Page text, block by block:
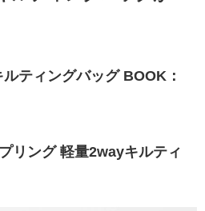
ティングバッグ BOOK：
リング 軽量2wayキルティ